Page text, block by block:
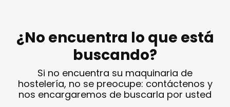
¿No encuentra lo que está
buscando?
Si no encuentra su maquinaria de
hostelería, no se preocupe: contáctenos y
nos encargaremos de buscarla por usted